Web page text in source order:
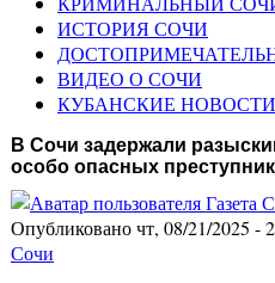
ИСТОРИЯ СОЧИ
ВИДЕО О СОЧИ
КУБАНСКИЕ НОВОСТИ
В Сочи задержали
особо опасных
Опубликовано чт, 08/21/2025 -
Сочи